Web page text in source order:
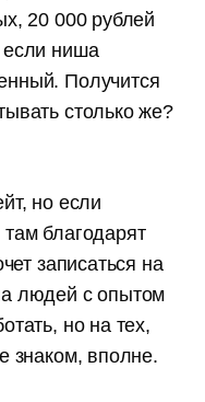
20 000 рублей
если ниша
Получится
столько же?
но если
благодарят
записаться на
людей с опытом
но на тех,
знаком, вполне.